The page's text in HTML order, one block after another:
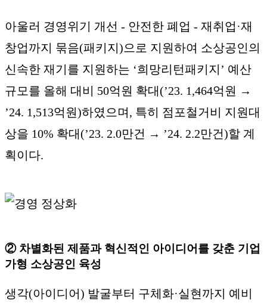
아울러 경영위기 개선 - 안전한 폐업 - 재취업·재
창업까지 묶음(패키지)으로 지원하여 소상공인의
신속한 재기를 지원하는 ‘희망리턴패키지’ 예산
규모를 올해 대비 50억원 확대(’23. 1,464억원 →
’24. 1,513억원)하였으며, 특히 점포철거비 지원대
상을 10% 확대(’23. 2.0만건 → ’24. 2.2만건)할 계
획이다.
② 차별화된 제품과 혁신적인 아이디어를 갖춘 기업
가형 소상공인 육성
생각(아이디어) 발굴부터 구체화·실현까지 예비